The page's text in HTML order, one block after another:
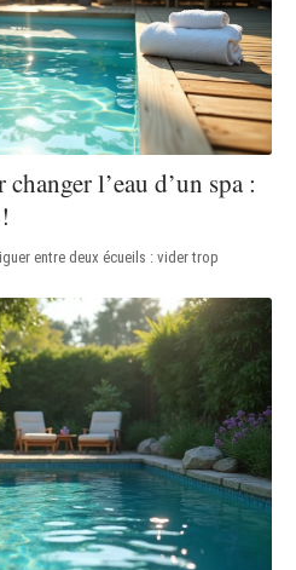
l’eau d’un spa :
entre deux écueils : vider trop